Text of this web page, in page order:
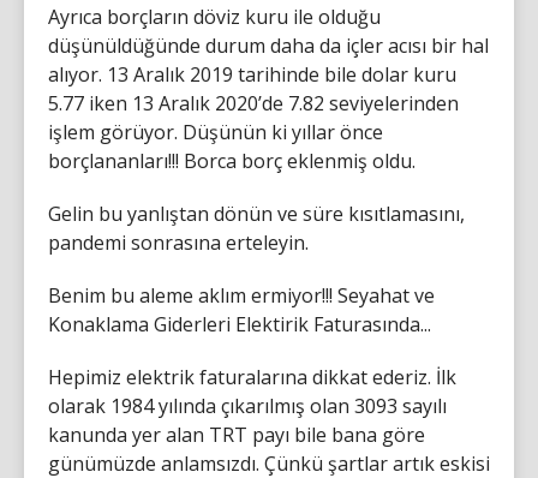
Ayrıca borçların döviz kuru ile olduğu
düşünüldüğünde durum daha da içler acısı bir hal
alıyor. 13 Aralık 2019 tarihinde bile dolar kuru
5.77 iken 13 Aralık 2020’de 7.82 seviyelerinden
işlem görüyor. Düşünün ki yıllar önce
borçlananları!!! Borca borç eklenmiş oldu.
Gelin bu yanlıştan dönün ve süre kısıtlamasını,
pandemi sonrasına erteleyin.
Benim bu aleme aklım ermiyor!!! Seyahat ve
Konaklama Giderleri Elektirik Faturasında...
Hepimiz elektrik faturalarına dikkat ederiz. İlk
olarak 1984 yılında çıkarılmış olan 3093 sayılı
kanunda yer alan TRT payı bile bana göre
günümüzde anlamsızdı. Çünkü şartlar artık eskisi